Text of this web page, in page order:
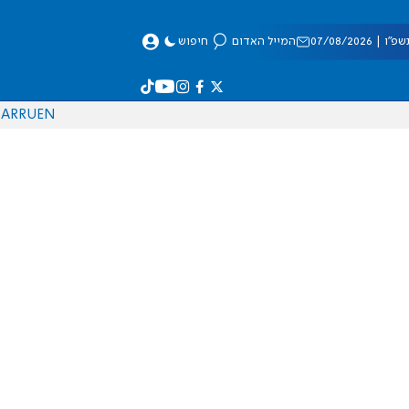
08/2026 המייל האדום חיפוש
EN
RU
AR